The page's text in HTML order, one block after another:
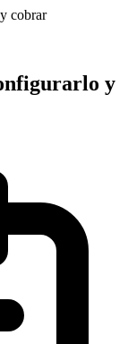
cobrar
y